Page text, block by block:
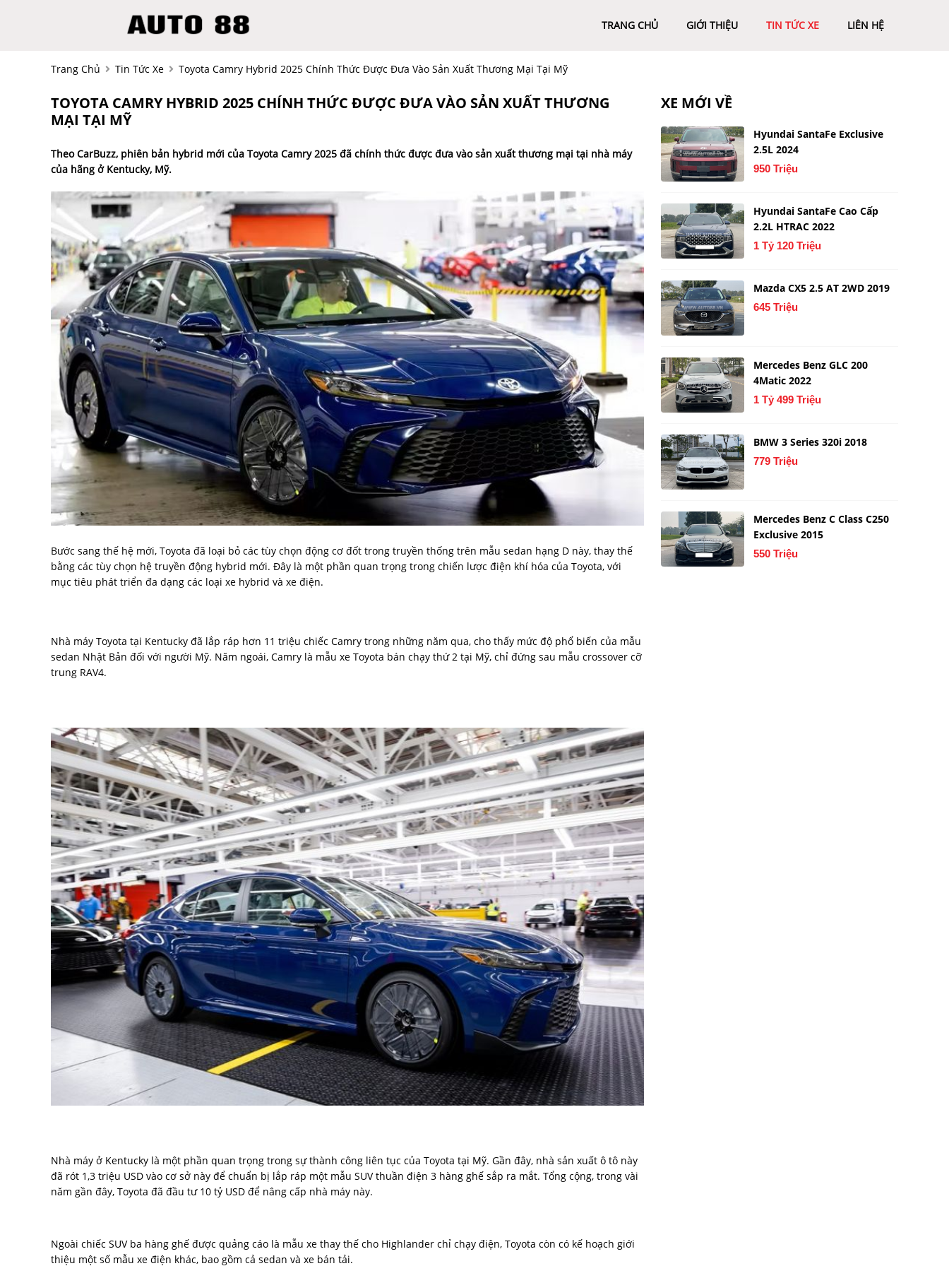
TRANG CHỦ GIỚI THIỆU TIN TỨC XE LIÊN HỆ
Trang Chủ Tin Tức Xe Toyota Camry Hybrid 2025 Chính Thức Được Đưa Vào Sản Xuất Thương Mại Tại Mỹ
TOYOTA CAMRY HYBRID 2025 CHÍNH THỨC ĐƯỢC ĐƯA VÀO SẢN XUẤT THƯƠNG
MẠI TẠI MỸ
Theo CarBuzz, phiên bản hybrid mới của Toyota Camry 2025 đã chính thức được đưa vào sản xuất thương mại tại nhà máy
của hãng ở Kentucky, Mỹ.
Bước sang thế hệ mới, Toyota đã loại bỏ các tùy chọn động cơ đốt trong truyền thống trên mẫu sedan hạng D này, thay thế
bằng các tùy chọn hệ truyền động hybrid mới. Đây là một phần quan trọng trong chiến lược điện khí hóa của Toyota, với
mục tiêu phát triển đa dạng các loại xe hybrid và xe điện.
Nhà máy Toyota tại Kentucky đã lắp ráp hơn 11 triệu chiếc Camry trong những năm qua, cho thấy mức độ phổ biến của mẫu
sedan Nhật Bản đối với người Mỹ. Năm ngoái, Camry là mẫu xe Toyota bán chạy thứ 2 tại Mỹ, chỉ đứng sau mẫu crossover cỡ
trung RAV4.
Nhà máy ở Kentucky là một phần quan trọng trong sự thành công liên tục của Toyota tại Mỹ. Gần đây, nhà sản xuất ô tô này
đã rót 1,3 triệu USD vào cơ sở này để chuẩn bị lắp ráp một mẫu SUV thuần điện 3 hàng ghế sắp ra mắt. Tổng cộng, trong vài
năm gần đây, Toyota đã đầu tư 10 tỷ USD để nâng cấp nhà máy này.
Ngoài chiếc SUV ba hàng ghế được quảng cáo là mẫu xe thay thế cho Highlander chỉ chạy điện, Toyota còn có kế hoạch giới
thiệu một số mẫu xe điện khác, bao gồm cả sedan và xe bán tải.
XE MỚI VỀ
Hyundai SantaFe Exclusive
2.5L 2024
950 Triệu
Hyundai SantaFe Cao Cấp
2.2L HTRAC 2022
1 Tỷ 120 Triệu
Mazda CX5 2.5 AT 2WD 2019
645 Triệu
Mercedes Benz GLC 200
4Matic 2022
1 Tỷ 499 Triệu
BMW 3 Series 320i 2018
779 Triệu
Mercedes Benz C Class C250
Exclusive 2015
550 Triệu